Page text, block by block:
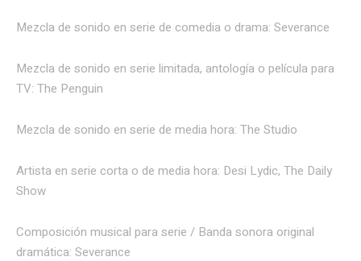
Mezcla de sonido en serie de comedia o drama: Severance
Mezcla de sonido en serie limitada, antología o película para
TV: The Penguin
Mezcla de sonido en serie de media hora: The Studio
Artista en serie corta o de media hora: Desi Lydic, The Daily
Show
Composición musical para serie / Banda sonora original
dramática: Severance